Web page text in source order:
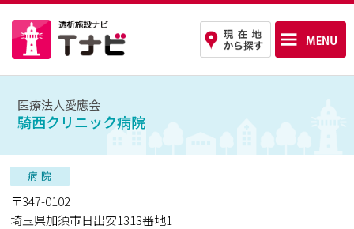
医療法人愛應会
騎西クリニック病院
〒347-0102
埼玉県加須市日出安1313番地1